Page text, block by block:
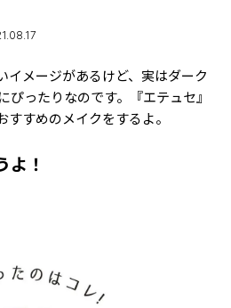
イメージがあるけど、実はダーク
ぴったりなのです。『エテュセ』
すめのメイクをするよ。
よ！